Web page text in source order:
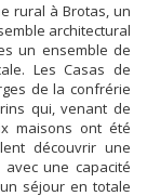
rural à Brotas, un
architectural
un ensemble de
Les Casas de
de la confrérie
qui, venant de
maisons ont été
découvrir une
une capacité
séjour en totale